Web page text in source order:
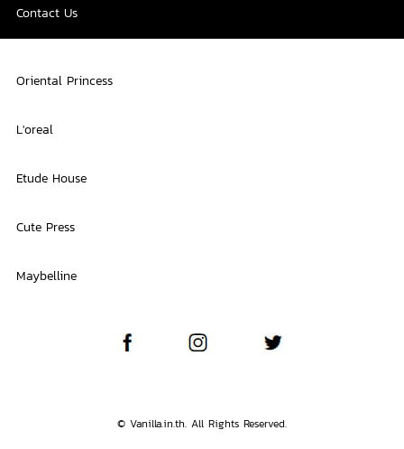
Contact Us
Oriental Princess
L'oreal
Etude House
Cute Press
Maybelline
© Vanilla.in.th. All Rights Reserved.